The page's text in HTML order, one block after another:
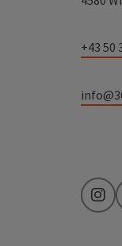
+43 50